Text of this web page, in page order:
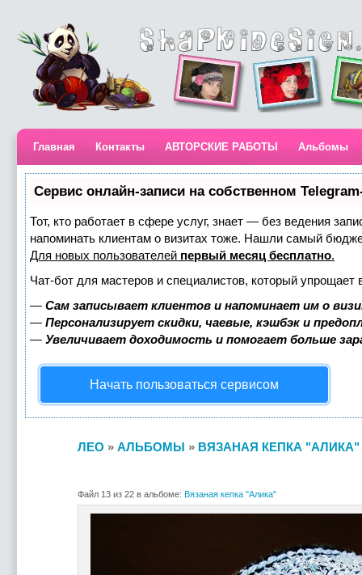
Главная Контакты АВТОРСКИЕ РАБОТЫ Альбомы
Сервис онлайн-записи на собственном
Тот, кто работает в сфере услуг, знает — без ведения
напоминать клиентам о визитах тоже. Нашли самый
Для новых пользователей первый месяц бесплатно.
Чат-бот для мастеров и специалистов, который упрощает
— Сам записывает клиентов и напоминает им о
— Персонализирует скидки, чаевые, кэшбэк и
— Увеличивает доходимость и помогает больше
Начать пользоваться сервисом
ЛЕО » АЛЬБОМЫ » ВЯЗАНАЯ КЕПКА "АЛИКА"
Файл 13 из 22 в альбоме: Вязаная кепка "Алика"